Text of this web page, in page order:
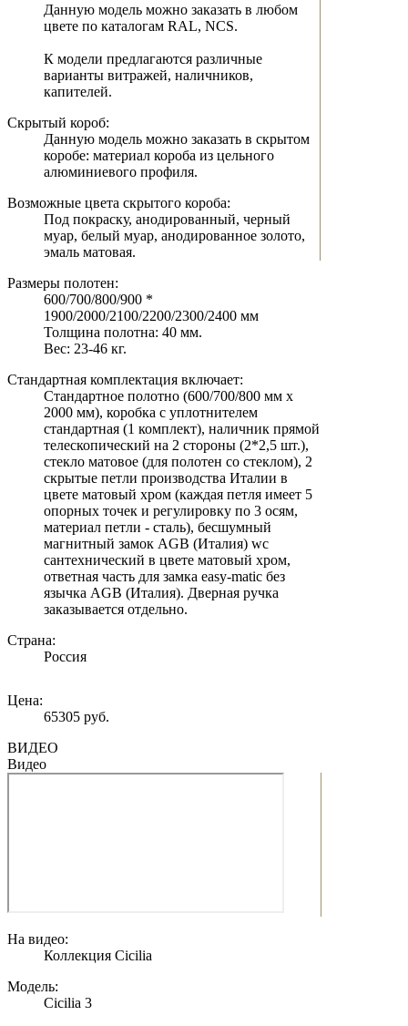
Данную модель можно заказать в любом
цвете по каталогам RAL, NCS.
К модели предлагаются различные
варианты витражей, наличников,
капителей.
Скрытый короб:
Данную модель можно заказать в скрытом
коробе: материал короба из цельного
алюминиевого профиля.
Возможные цвета скрытого короба:
Под покраску, анодированный, черный
муар, белый муар, анодированное золото,
эмаль матовая.
Размеры полотен:
600/700/800/900 *
1900/2000/2100/2200/2300/2400 мм
Толщина полотна: 40 мм.
Вес: 23-46 кг.
Стандартная комплектация включает:
Стандартное полотно (600/700/800 мм х
2000 мм), коробка с уплотнителем
стандартная (1 комплект), наличник прямой
телескопический на 2 стороны (2*2,5 шт.),
стекло матовое (для полотен со стеклом), 2
скрытые петли производства Италии в
цвете матовый хром (каждая петля имеет 5
опорных точек и регулировку по 3 осям,
материал петли - сталь), бесшумный
магнитный замок AGB (Италия) wc
сантехнический в цвете матовый хром,
ответная часть для замка easy-matic без
язычка AGB (Италия). Дверная ручка
заказывается отдельно.
Страна:
Россия
Цена:
65305 руб.
ВИДЕО
Видео
На видео:
Коллекция Cicilia
Модель:
Cicilia 3